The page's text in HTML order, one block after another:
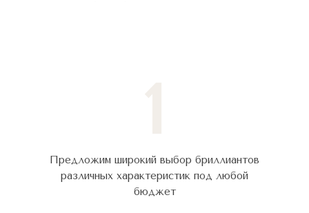
Предложим широкий выбор бриллиантов
различных характеристик под любой
бюджет